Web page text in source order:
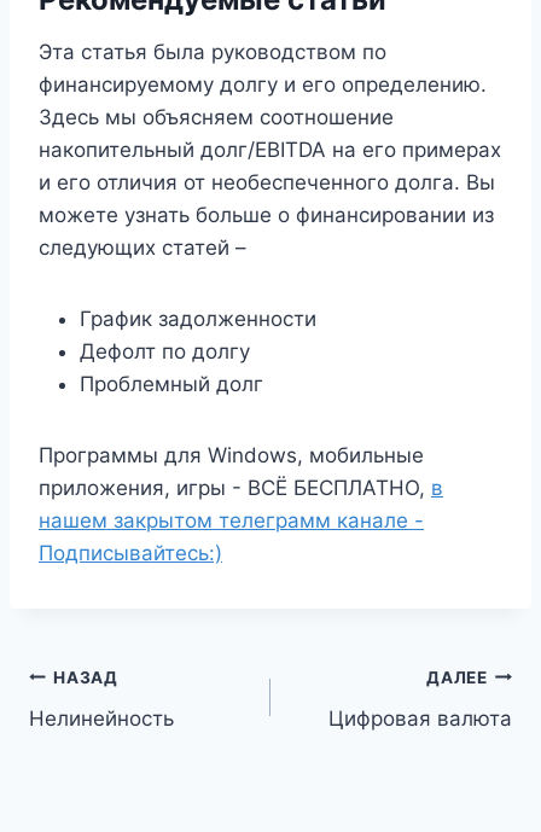
Эта статья была руководством по
финансируемому долгу и его определению.
Здесь мы объясняем соотношение
накопительный долг/EBITDA на его примерах
и его отличия от необеспеченного долга. Вы
можете узнать больше о финансировании из
следующих статей –
График задолженности
Дефолт по долгу
Проблемный долг
Программы для Windows, мобильные
приложения, игры - ВСЁ БЕСПЛАТНО, в
нашем закрытом телеграмм канале -
Подписывайтесь:)
Навигация
по
НАЗАД
Нелинейность
ДАЛЕЕ
Цифровая валюта